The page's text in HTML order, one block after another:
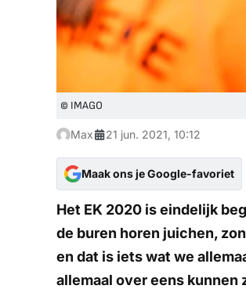
© IMAGO
Max 21 jun. 2021, 10:12
Maak ons je Google-favoriet
Het EK 2020 is eindelijk
de buren horen juichen,
en dat is iets wat we
allemaal over eens kunnen